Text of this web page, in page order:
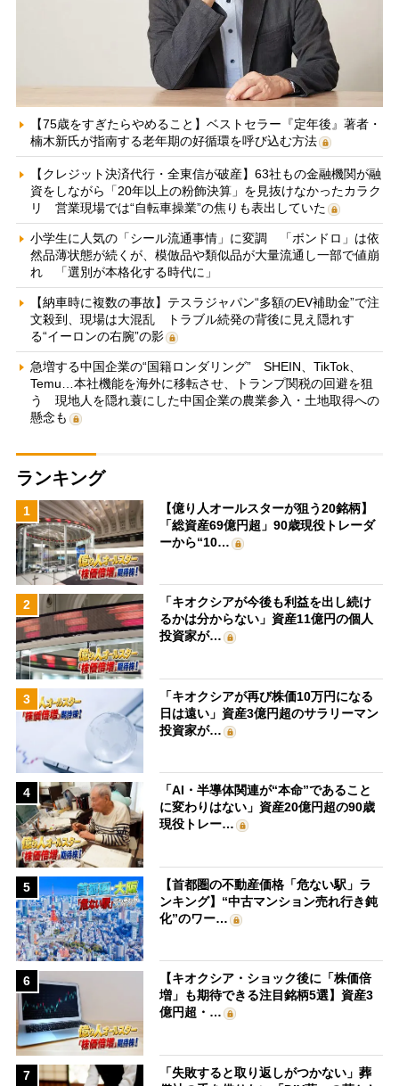
【75歳をすぎたらやめること】ベストセラー『定年後』著者・
楠木新氏が指南する老年期の好循環を呼び込む方法
【クレジット決済代行・全東信が破産】63社もの金融機関が融
資をしながら「20年以上の粉飾決算」を見抜けなかったカラク
リ 営業現場では“自転車操業”の焦りも表出していた
小学生に人気の「シール流通事情」に変調 「ボンドロ」は依
然品薄状態が続くが、模倣品や類似品が大量流通し一部で値崩
れ 「選別が本格化する時代に」
【納車時に複数の事故】テスラジャパン“多額のEV補助金”で注
文殺到、現場は大混乱 トラブル続発の背後に見え隠れす
る“イーロンの右腕”の影
急増する中国企業の“国籍ロンダリング” SHEIN、TikTok、
Temu…本社機能を海外に移転させ、トランプ関税の回避を狙
う 現地人を隠れ蓑にした中国企業の農業参入・土地取得への
懸念も
ランキング
1
【億り人オールスターが狙う20銘柄】
「総資産69億円超」90歳現役トレーダ
ーから“10…
2
「キオクシアが今後も利益を出し続け
るかは分からない」資産11億円の個人
投資家が…
3
「キオクシアが再び株価10万円になる
日は遠い」資産3億円超のサラリーマン
投資家が…
4
「AI・半導体関連が“本命”であること
に変わりはない」資産20億円超の90歳
現役トレー…
5
【首都圏の不動産価格「危ない駅」ラ
ンキング】“中古マンション売れ行き鈍
化”のワー…
6
【キオクシア・ショック後に「株価倍
増」も期待できる注目銘柄5選】資産3
億円超・…
7
「失敗すると取り返しがつかない」葬